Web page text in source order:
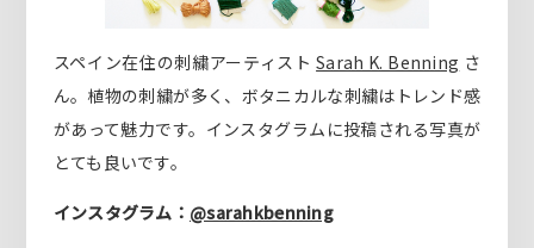
スペイン在住の刺繍アーティストSarah K. Benning さ
ん。植物の刺繍が多く、ボタニカルな刺繍はトレンド感
があって魅力です。インスタグラムに投稿される写真が
とても良いです。
インスタグラム： @sarahkbenning